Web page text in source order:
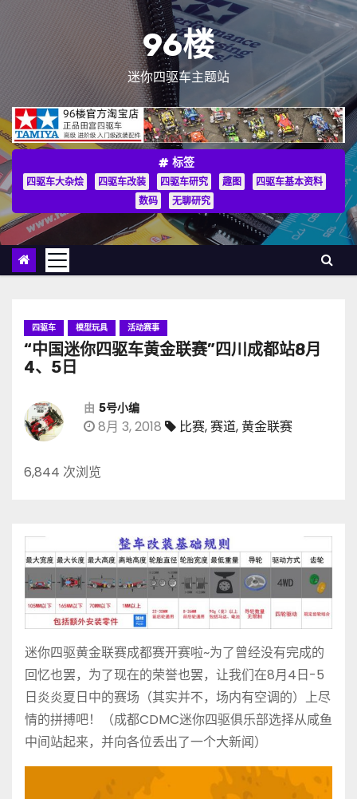
96楼
迷你四驱车主题站
标签
四驱车大杂烩 四驱车改装 四驱车研究 趣图
四驱车基本资料
数码
无聊研究
四驱车 模型玩具 活动赛事
“中国迷你四驱车黄金联赛”四川成都站8月
4、5日
由 5号小编
8月 3, 2018 比赛,赛道,黄金联赛
6,844 次浏览
迷你四驱黄金联赛成都赛开赛啦~为了曾经没有完成的
回忆也罢，为了现在的荣誉也罢，让我们在8月4日-5
日炎炎夏日中的赛场（其实并不，场内有空调的）上尽
情的拼搏吧！（成都CDMC迷你四驱俱乐部选择从咸鱼
中间站起来，并向各位丢出了一个大新闻）